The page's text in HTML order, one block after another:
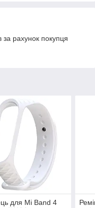
рахунок покупця
для Mi Band 4